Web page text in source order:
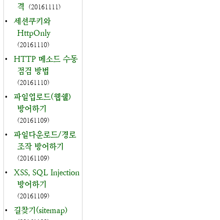
격
(20161111)
•
세션쿠키와
HttpOnly
(20161110)
•
HTTP 메소드 수동
점검 방법
(20161110)
•
파일업로드(웹쉘)
방어하기
(20161109)
•
파일다운로드/경로
조작 방어하기
(20161109)
•
XSS, SQL Injection
방어하기
(20161109)
• 길찾기(sitemap)